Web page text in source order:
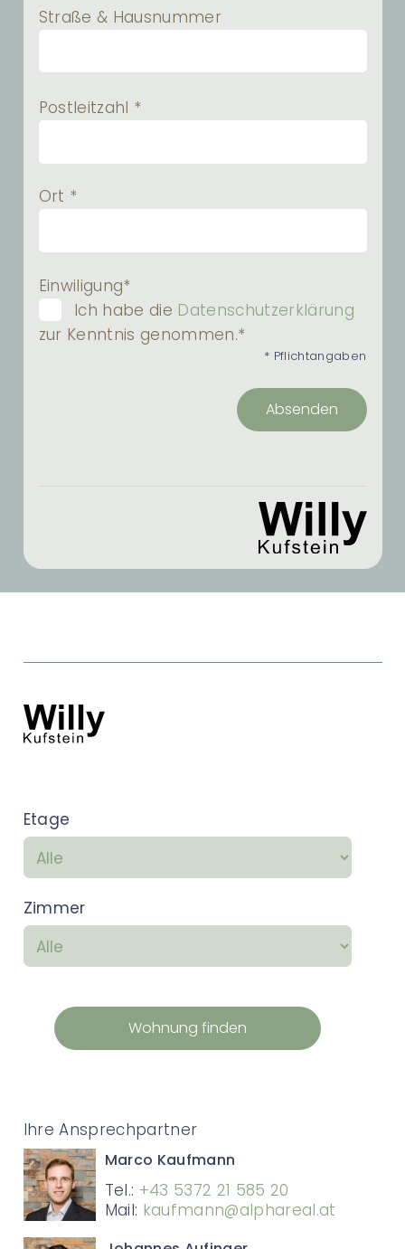
Straße & Hausnummer
Postleitzahl *
Ort *
Einwiligung*
Ich habe die Datenschutzerklärung
zur Kenntnis genommen.*
* Pflichtangaben
Absenden
Etage
Zimmer
Wohnung finden
Ihre Ansprechpartner
Marco Kaufmann
Tel.: +43 5372 21 585 20
Mail: kaufmann@alphareal.at